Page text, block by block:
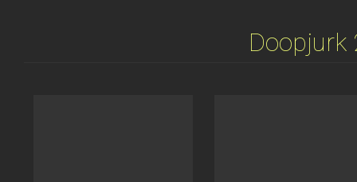
Doopjurk